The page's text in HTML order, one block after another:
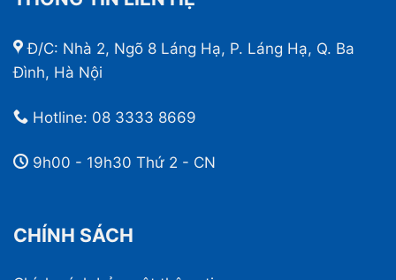
Đ/C: Nhà 2, Ngõ 8 Láng Hạ, P. Láng Hạ, Q. Ba
Đình, Hà Nội
Hotline: 08 3333 8669
9h00 - 19h30 Thứ 2 - CN
CHÍNH SÁCH